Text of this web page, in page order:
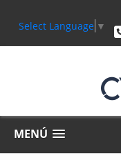
Select Language ▼
MENÚ